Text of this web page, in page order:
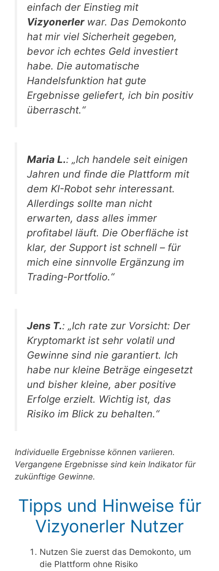
einfach der Einstieg mit
Vizyonerlerwar. Das Demokonto
hat mir viel Sicherheit gegeben,
bevor ich echtes Geld investiert
habe. Die automatische
Handelsfunktion hat gute
Ergebnisse geliefert, ich bin positiv
überrascht.“
Maria L.: „Ich handele seit einigen
Jahren und finde die Plattform mit
dem KI-Robot sehr interessant.
Allerdings sollte man nicht
erwarten, dass alles immer
profitabel läuft. Die Oberfläche ist
klar, der Support ist schnell – für
mich eine sinnvolle Ergänzung im
Trading-Portfolio.“
Jens T.: „Ich rate zur Vorsicht: Der
Kryptomarkt ist sehr volatil und
Gewinne sind nie garantiert. Ich
habe nur kleine Beträge eingesetzt
und bisher kleine, aber positive
Erfolge erzielt. Wichtig ist, das
Risiko im Blick zu behalten.“
Individuelle Ergebnisse können variieren.
Vergangene Ergebnisse sind kein Indikator für
zukünftige Gewinne.
Tipps und Hinweise für
Vizyonerler Nutzer
Nutzen Sie zuerst das Demokonto, um
die Plattform ohne Risiko